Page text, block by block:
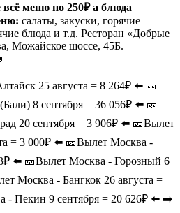
всё меню по 250₽ а блюда
салаты, закуски, горячие
блюда и т.д. Ресторан «Добрые
Можайское шоссе, 45Б.
25 августа = 8 264₽ ⬅️ 🎫
8 сентября = 36 056₽ ⬅️ 🎫
20 сентября = 3 906₽ ⬅️ 🎫Вылет
= 3 000₽ ⬅️ 🎫Вылет Москва -
⬅️ 🎫Вылет Москва - Горозный 6
Москва - Бангкок 26 августа =
- Пекин 9 сентября = 20 626₽ ⬅️ ➡️